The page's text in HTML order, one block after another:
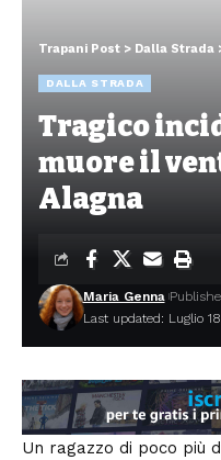
Trapani Post > Dalla Strada
DALLA STRADA
Tragico
muore il
Alagna
Last updated: Luglio
Maria Genna
Un ragazzo di poco più